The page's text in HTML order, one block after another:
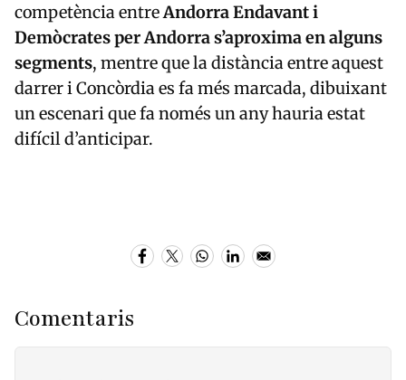
competència entreAndorra Endavanti
Demòcrates per Andorra s’aproxima en alguns
segments, mentre que la distància entre aquest
darrer i Concòrdia es fa més marcada, dibuixant
un escenari que fa només un any hauria estat
difícil d’anticipar.
Comentaris